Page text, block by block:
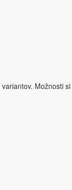
Možnosti si